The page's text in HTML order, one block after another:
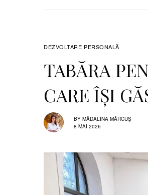
DEZVOLTARE PERSONALĂ
TABĂRA
CARE ÎȘI
BY MĂDALINA MĂRCUȘ
8 MAI 2026